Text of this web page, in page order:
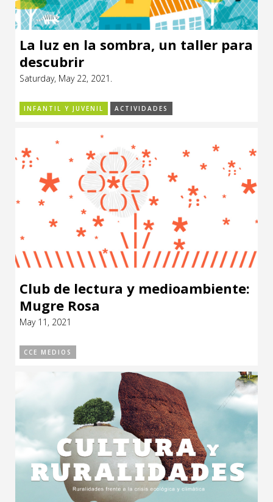
La luz en la sombra, un taller para
descubrir
Saturday, May 22, 2021.
INFANTIL Y JUVENIL ACTIVIDADES
Club de lectura y medioambiente:
Mugre Rosa
May 11, 2021
CCE MEDIOS